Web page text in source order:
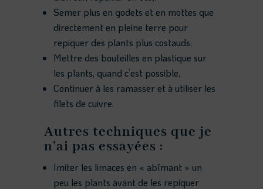
Semer plus en godets et en mottes que
directement en pleine terre pour
repiquer des plants plus costauds,
Mettre des bouteilles en plastique sur
les plants, quand c’est possible,
Continuer à les ramasser et à utiliser les
filets de cuivre.
Autres techniques que je
n’ai pas essayées :
Imiter les limaces en « abîmant » un
peu les plants avant de les repiquer